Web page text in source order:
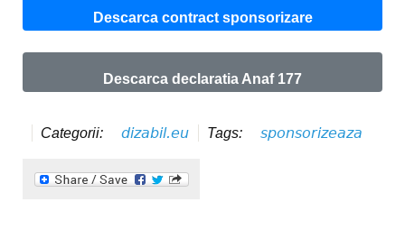
Descarca contract sponsorizare
Descarca declaratia Anaf 177
Categorii: dizabil.eu Tags: sponsorizeaza